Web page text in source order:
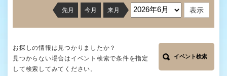
先月 今月 来月
お探しの情報は見つかりましたか？
見つからない場合はイベント検索で条件を指定
して検索してみてください。
イベント検索